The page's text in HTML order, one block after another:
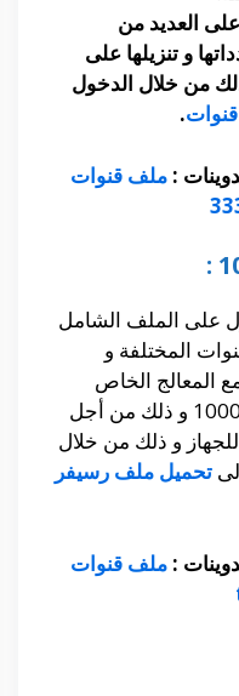
العديد من
و تنزيلها على
من خلال الدخول
.
: ملف قنوات
على الملف الشامل
المختلفة و
المعالج الخاص
برسيفر ستار اير مينى 1000 و ذلك من أجل
و ذلك من خلال
تحميل ملف رسيفر
: ملف قنوات